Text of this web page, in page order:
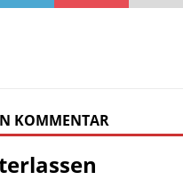
KOMMENTAR